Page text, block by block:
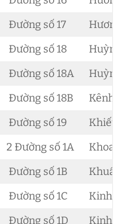
Đường số 17
Đường số 18
Đường số 18A
Đường số 18B
Kênh
Đường số 19
Khiếu
2 Đường số 1A
Khoa
Đường số 1B
Khuất
Đường số 1C
Kinh
Đường số 1D
Kinh